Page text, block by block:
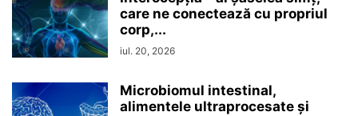
care ne conectează cu propriul
corp,...
iul. 20, 2026
Microbiomul intestinal,
alimentele ultraprocesate şi